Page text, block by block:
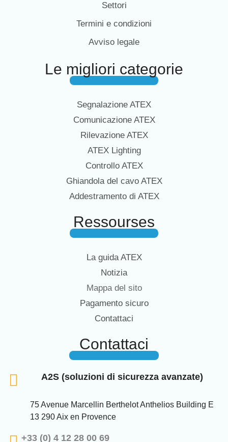
Settori
Termini e condizioni
Avviso legale
Le migliori categorie
Segnalazione ATEX
Comunicazione ATEX
Rilevazione ATEX
ATEX Lighting
Controllo ATEX
Ghiandola del cavo ATEX
Addestramento di ATEX
Ressourses
La guida ATEX
Notizia
Mappa del sito
Pagamento sicuro
Contattaci
Contattaci
A2S (soluzioni di sicurezza avanzate)
75 Avenue Marcellin Berthelot Anthelios Building E
13 290 Aix en Provence
+33 (0) 4 12 28 00 69